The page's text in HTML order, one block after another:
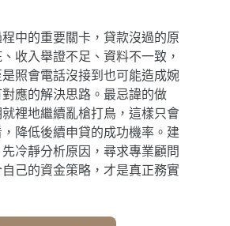
中的重要關卡，貸款沒過的原
收入舉證不足、資料不一致，
照會電話沒接到也可能造成婉
應的解決思路。最忌諱的做
裡地繼續亂槍打鳥，這樣只會
降低後續申貸的成功機率。建
冷靜分析原因，尋求專業顧問
己的資金策略，才是真正務實